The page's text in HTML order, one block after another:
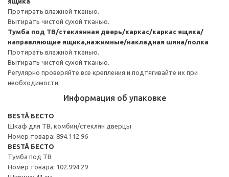
Протирать влажной тканью.
Вытирать чистой сухой тканью.
Тумба под ТВ/стеклянная дверь/каркас/каркас ящика/
направляющие ящика,нажимные/накладная шина/полка
Протирать влажной тканью.
Вытирать чистой сухой тканью.
Регулярно проверяйте все крепления и подтягивайте их при
необходимости.
Информация об упаковке
BESTÅ БЕСТО
Шкаф для ТВ, комбин/стеклян дверцы
Номер товара: 894.112.96
BESTÅ БЕСТО
Тумба под ТВ
Номер товара: 102.994.29